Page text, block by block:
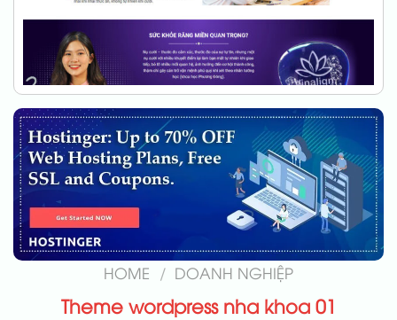
HOME / DOANH NGHIỆP
Theme wordpress nha khoa 01